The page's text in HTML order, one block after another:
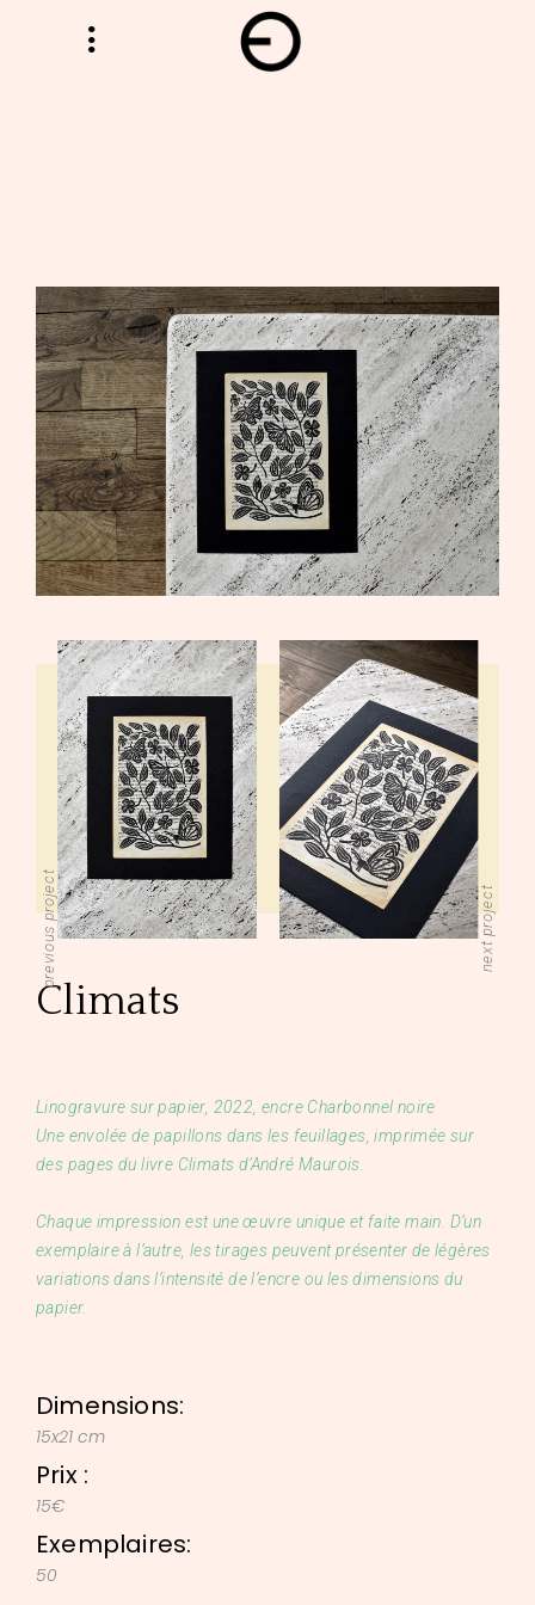
Climats
Linogravure sur papier, 2022, encre Charbonnel noire
Une envolée de papillons dans les feuillages, imprimée sur
des pages du livre Climats d’André Maurois.
Chaque impression est une œuvre unique et faite main. D’un
exemplaire à l’autre, les tirages peuvent présenter de légères
variations dans l’intensité de l’encre ou les dimensions du
papier.
Dimensions:
15x21 cm
Prix :
15€
Exemplaires:
50
previous project next project